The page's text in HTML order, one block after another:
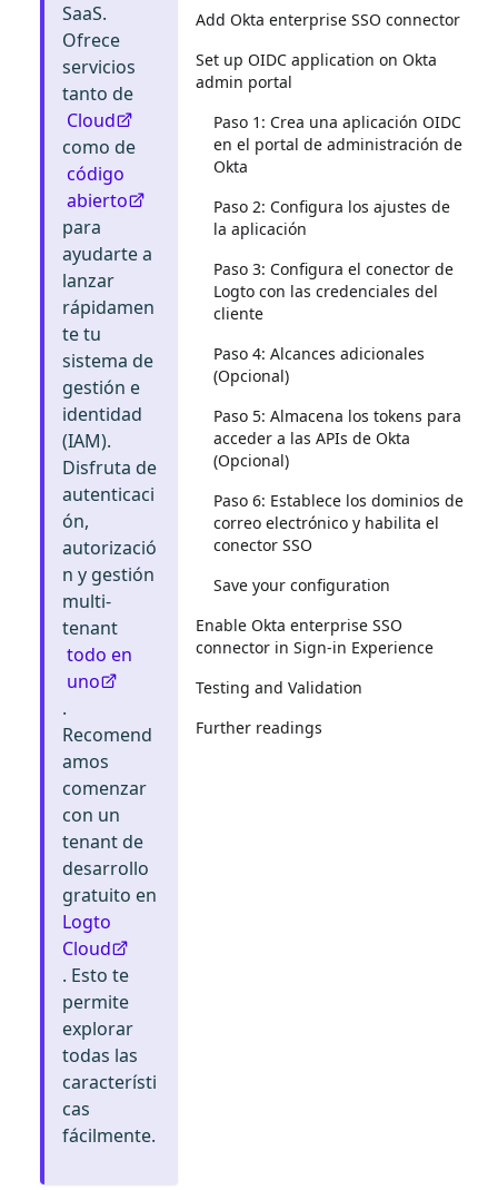
SaaS.
Ofrece
servicios
tanto de
Cloud
como de
código
abierto
para
ayudarte a
lanzar
rápidamen
te tu
sistema de
gestión e
identidad
(IAM).
Disfruta de
autenticaci
ón,
autorizació
n y gestión
multi-
tenant
todo en
uno
.
Recomend
amos
comenzar
con un
tenant de
desarrollo
gratuito en
Logto
Cloud
. Esto te
permite
explorar
todas las
característi
cas
fácilmente.
Add Okta enterprise SSO connector
Set up OIDC application on Okta
admin portal
Paso 1: Crea una aplicación OIDC
en el portal de administración de
Okta
Paso 2: Configura los ajustes de
la aplicación
Paso 3: Configura el conector de
Logto con las credenciales del
cliente
Paso 4: Alcances adicionales
(Opcional)
Paso 5: Almacena los tokens para
acceder a las APIs de Okta
(Opcional)
Paso 6: Establece los dominios de
correo electrónico y habilita el
conector SSO
Save your configuration
Enable Okta enterprise SSO
connector in Sign-in Experience
Testing and Validation
Further readings